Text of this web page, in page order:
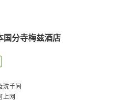
国分寺梅兹酒店
洗手间
上网